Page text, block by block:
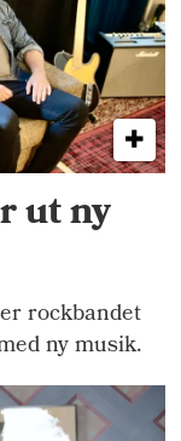
ut ny
rockbandet
ny musik.